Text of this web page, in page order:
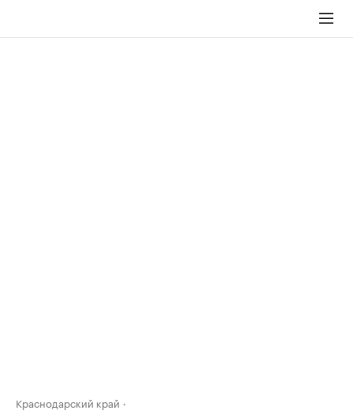
Краснодарский край